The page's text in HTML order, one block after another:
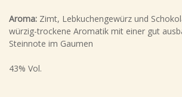
Aroma: Zimt, Lebkuchengewürz und
würzig-trockene Aromatik mit einer gut
Steinnote im Gaumen
43% Vol.